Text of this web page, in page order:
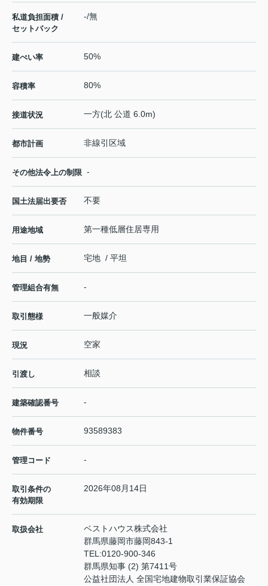
私道負担面積 /
セットバック
-/無
建ぺい率 50%
容積率 80%
接道状況 一方(北 公道 6.0m)
都市計画 非線引区域
その他法令上の制限 -
国土法届出要否 不要
用途地域 第一種低層住居専用
地目 / 地勢 宅地 / 平坦
管理組合有無 -
取引態様 一般媒介
現況 空家
引渡し 相談
建築確認番号 -
物件番号 93589383
管理コード -
取引条件の
有効期限
2026年08月14日
取扱会社
ベストハウス株式会社
群馬県藤岡市藤岡843-1
TEL:0120-900-346
群馬県知事 (2) 第7411号
公益社団法人 全国宅地建物取引業保証協会